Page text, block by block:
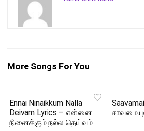
More Songs For You
Ennai Ninaikkum Nalla
Deivam Lyrics – என்னை
நினைக்கும் நல்ல தெய்வம்